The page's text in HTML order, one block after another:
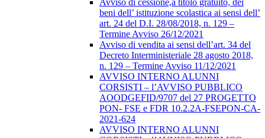
Avviso di cessione,a titolo gratuito, dei
beni dell’ istituzione scolastica ai sensi dell’
art. 24 del D.I. 28/08/2018, n. 129 –
Termine Avviso 26/12/2021
Avviso di vendita ai sensi dell’art. 34 del
Decreto Interministeriale 28 agosto 2018,
n. 129 – Termine Avviso 11/12/2021
AVVISO INTERNO ALUNNI
CORSISTI – l’AVVISO PUBBLICO
AOODGEFID/9707 del 27 PROGETTO
PON- FSE e FDR 10.2.2A-FSEPON-CA-
2021-624
AVVISO INTERNO ALUNNI